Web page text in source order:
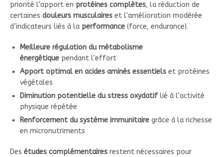
priorité l’apport en protéines complètes, la réduction de
certaines douleurs musculaires et l’amélioration modérée
d’indicateurs liés à la performance (force, endurance).
Meilleure régulation du métabolisme
énergétique pendant l’effort
Apport optimal en acides aminés essentiels et protéines
végétales
Diminution potentielle du stress oxydatiflié à l’activité
physique répétée
Renforcement du système immunitaire grâce à la richesse
en micronutriments
Des études complémentaires restent nécessaires pour